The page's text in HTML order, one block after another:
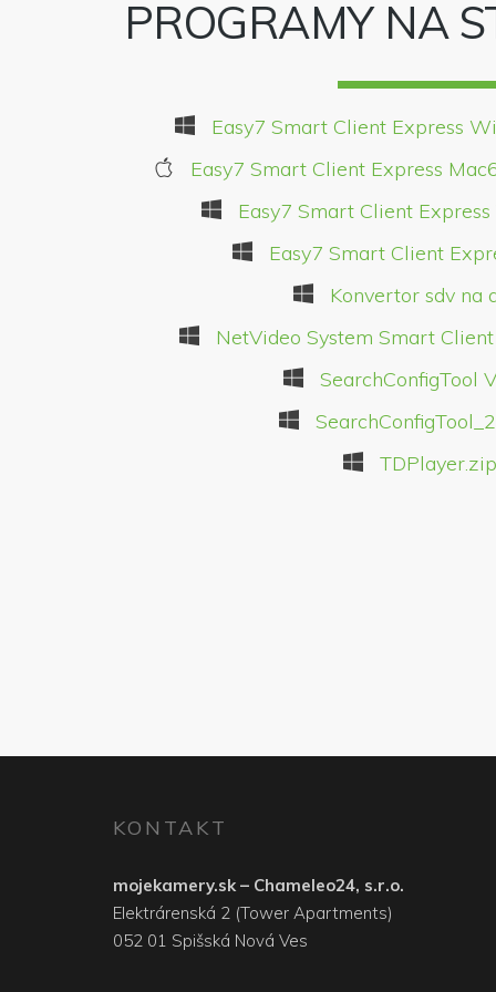
PROGRAMY NA
Easy7 Smart Client Express
Easy7 Smart Client Express
Easy7 Smart Client
Easy7 Smart Client
Konvertor sdv na
NetVideo System Smart
SearchConfigTool
TDPlayer.zip
KONTAKT
mojekamery.sk – Chameleo24, s.r.o.
Elektrárenská 2 (Tower Apartments)
052 01 Spišská Nová Ves